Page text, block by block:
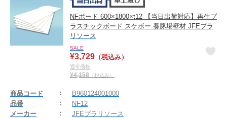
NFボード 600×1800×t12 【当日出荷対応】再生プ
ラスチックボード スケボー 養豚場壁材 JFEプラ
リソース
SALE
¥3,729 （税込み）
通常価格
¥4,158 （税込み）
商品コード
B960124001000
品番
NF12
メーカー
JFEプラリソース